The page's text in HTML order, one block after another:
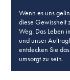
Wenn es uns
diese Gewissheit
Weg. Das Leben
und unser
entdecken Sie
umsorgt zu sein.